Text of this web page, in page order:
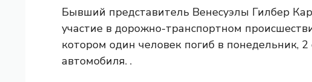
Бывший представитель Венесуэлы Гилбер
участие в дорожно-транспортном
котором один человек погиб в понедельник,
автомобиля. .